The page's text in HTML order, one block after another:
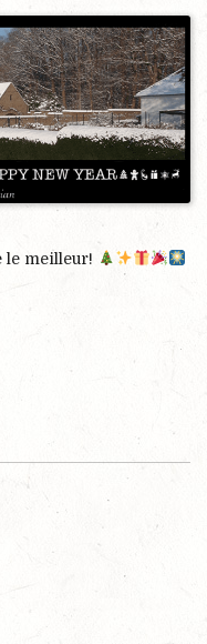
le meilleur!